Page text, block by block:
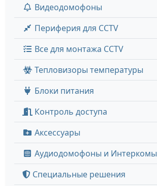
Видеодомофоны
Периферия для CCTV
Все для монтажа CCTV
Тепловизоры температуры
Блоки питания
Контроль доступа
Аксессуары
Аудиодомофоны и Интеркомы
Специальные решения